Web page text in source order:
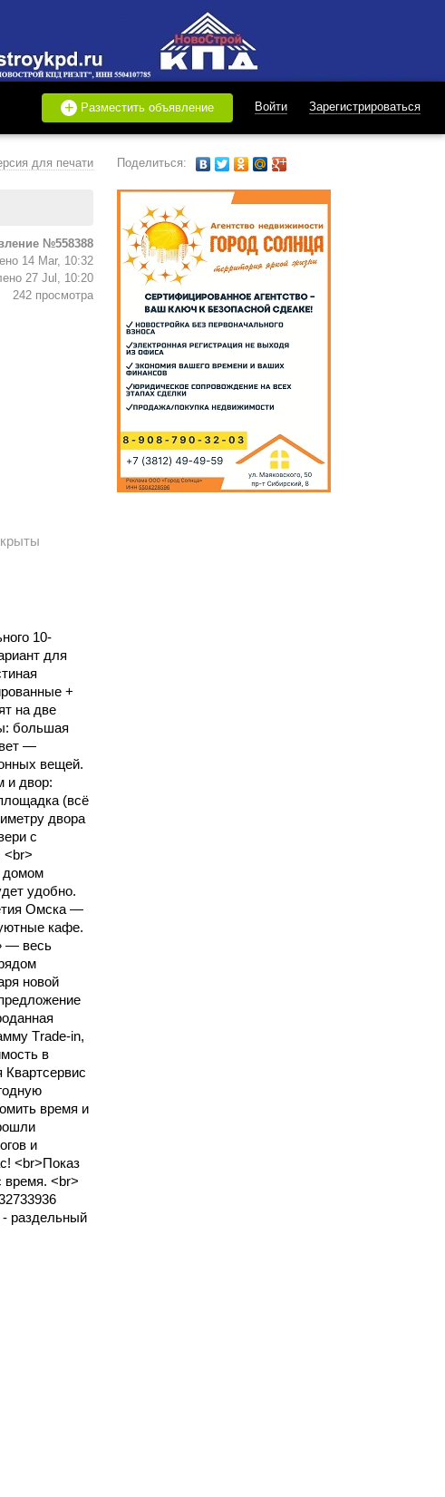
+ Разместить объявление Войти Зарегистрироваться
для печати Поделиться:
№558388
14 Mar, 10:32
27 Jul, 10:20
242 просмотра
10-
для
+
на две
большая
—
вещей.
и двор:
(всё
двора
с
<br>
домом
удобно.
Омска —
кафе.
— весь
новой
Тrаdе-in,
в
Квартсервис
время и
и
<br>Показ
время. <br>
- раздельный